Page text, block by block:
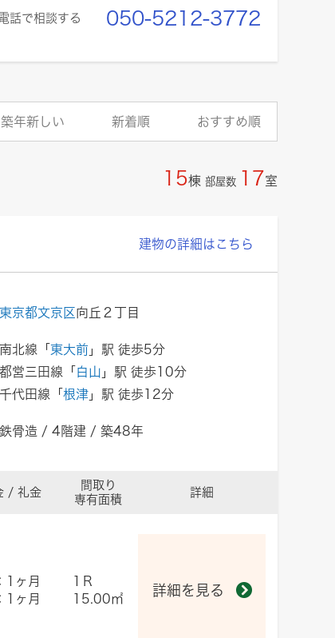
話で相談する 050-5212-3772
築年新しい 新着順 おすすめ順
15棟 部屋数 17室
建物の詳細はこちら
東京都文京区向丘２丁目
南北線「 東大前 」駅 徒歩5分
都営三田線「 白山 」駅 徒歩10分
千代田線「 根津 」駅 徒歩12分
鉄骨造 / 4階建 / 築48年
/ 礼金
間取り
専有面積
詳細
1ヶ月
1ヶ月
1Ｒ
15.00㎡
詳細を見る